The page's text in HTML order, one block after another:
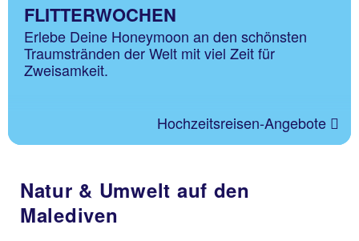
FLITTERWOCHEN
Erlebe Deine Honeymoon an den schönsten
Traumstränden der Welt mit viel Zeit für
Zweisamkeit.
Hochzeitsreisen-Angebote
Natur & Umwelt auf den
Malediven